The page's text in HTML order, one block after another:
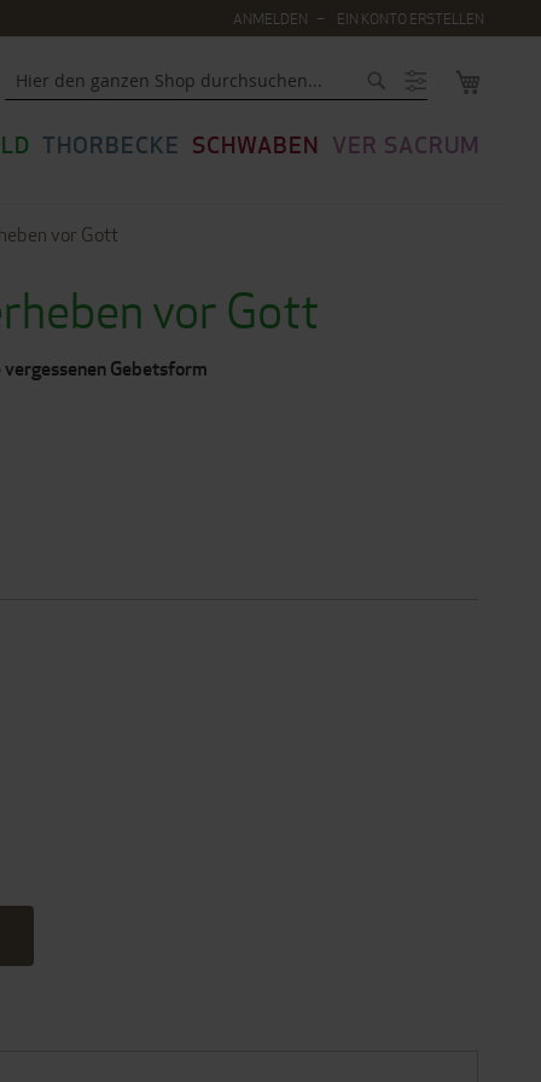
ANMELDEN EIN KONTO ERSTELLEN
THORBECKE SCHWABEN VER SACRUM
vor Gott
vor Gott
Gebetsform